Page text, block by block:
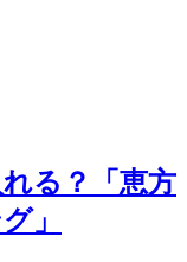
る？「恵方
」